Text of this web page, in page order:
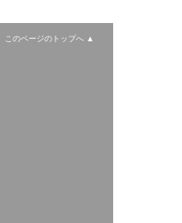
このページのトップへ